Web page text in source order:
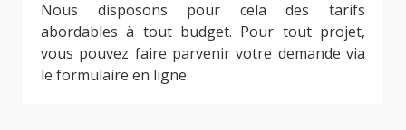
Nous disposons pour cela des tarifs
abordables à tout budget. Pour tout projet,
vous pouvez faire parvenir votre demande via
le formulaire en ligne.